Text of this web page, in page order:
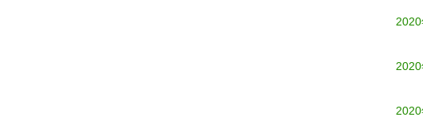
2020
2020
2020